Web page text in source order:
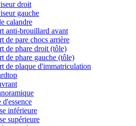
droit
gauche
calandre
anti-brouillard avant
de pare chocs arrière
de phare droit (tôle)
de phare gauche (tôle)
de plaque d'immatriculation
d'essence
inférieure
supérieure